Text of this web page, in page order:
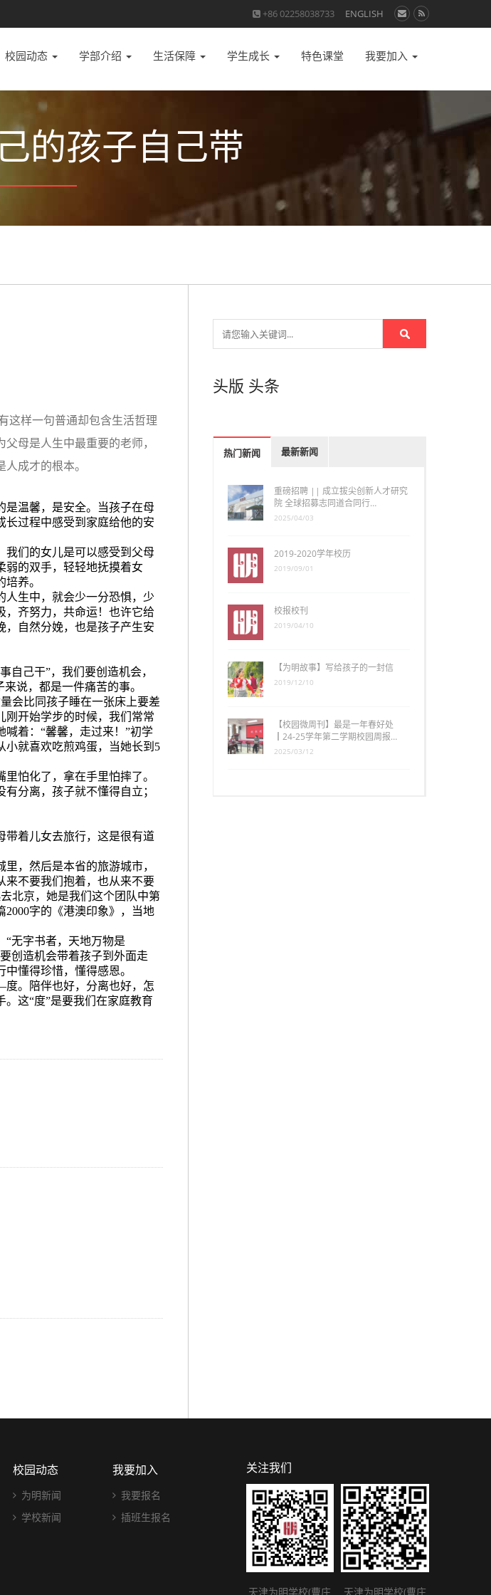
+86 02258038733 ENGLISH
校园动态 学部介绍 生活保障 学生成长 特色课堂 我要加入
的孩子自己带
这样一句普通却包含生活哲理
母是人生中最重要的老师，
成才的根本。
温馨，是安全。当孩子在母
长过程中感受到家庭给他的安
们的女儿是可以感受到父母
弱的双手，轻轻地抚摸着女
养。
生中，就会少一分恐惧，少
，齐努力，共命运！也许它给
，自然分娩，也是孩子产生安
自己干”，我们要创造机会，
说，都是一件痛苦的事。
会比同孩子睡在一张床上要差
刚开始学步的时候，我们常常
着： “馨馨，走过来！ ”初学
就喜欢吃煎鸡蛋，当她长到 5
怕化了，拿在手里怕摔了。
分离，孩子就不懂得自立；
着儿女去旅行，这是很有道
，然后是本省的旅游城市，
来不要我们抱着，也从来不要
北京，她是我们这个团队中第
2000字的《港澳印象》，当地
“无字书者，天地万物是
创造机会带着孩子到外面走
懂得珍惜，懂得感恩。
度。陪伴也好，分离也好，怎
。这“度”是要我们在家庭教育
头版 头条
热门新闻 最新新闻
重磅招聘 || 成立拔尖创新人才研究
院 全球招募志同道合同行…
2025/04/03
2019-2020学年校历
2019/09/01
校报校刊
2019/04/10
【为明故事】写给孩子的一封信
2019/12/10
【校园微周刊】最是一年春好处
┃24-25学年第二学期校园周报…
2025/03/12
校园动态
为明新闻
学校新闻
我要加入
我要报名
插班生报名
关注我们
天津为明学校(曹庄 天津为明学校(曹庄